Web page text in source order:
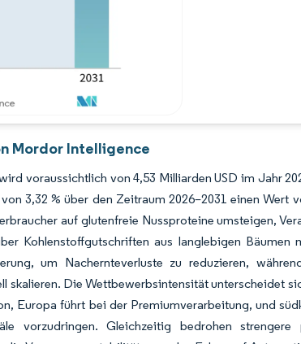
Mordor Intelligence
voraussichtlich von 4,53 Milliarden USD im Jahr
3,32 % über den Zeitraum 2026–2031 einen Wert
auf glutenfreie Nussproteine umsteigen,
Kohlenstoffgutschriften aus langlebigen Bäumen
um Nachernteverluste zu reduzieren,
skalieren. Die Wettbewerbsintensität unterscheidet
Europa führt bei der Premiumverarbeitung, und
vorzudringen. Gleichzeitig bedrohen